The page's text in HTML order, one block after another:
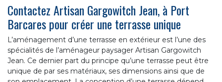
Contactez Artisan Gargowitch Jean, à Port
Barcares pour créer une terrasse unique
L’aménagement d’une terrasse en extérieur est l’une des
spécialités de l’aménageur paysager Artisan Gargowitch
Jean. Ce dernier part du principe qu’une terrasse peut être
unique de par ses matériaux, ses dimensions ainsi que de